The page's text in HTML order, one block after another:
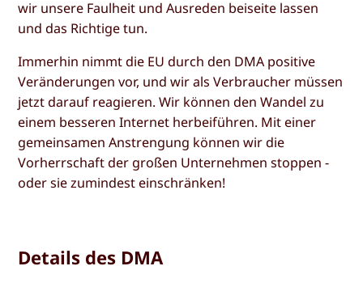
wir unsere Faulheit und Ausreden beiseite lassen
und das Richtige tun.
Immerhin nimmt die EU durch den DMA positive
Veränderungen vor, und wir als Verbraucher müssen
jetzt darauf reagieren. Wir können den Wandel zu
einem besseren Internet herbeiführen. Mit einer
gemeinsamen Anstrengung können wir die
Vorherrschaft der großen Unternehmen stoppen -
oder sie zumindest einschränken!
Details des DMA